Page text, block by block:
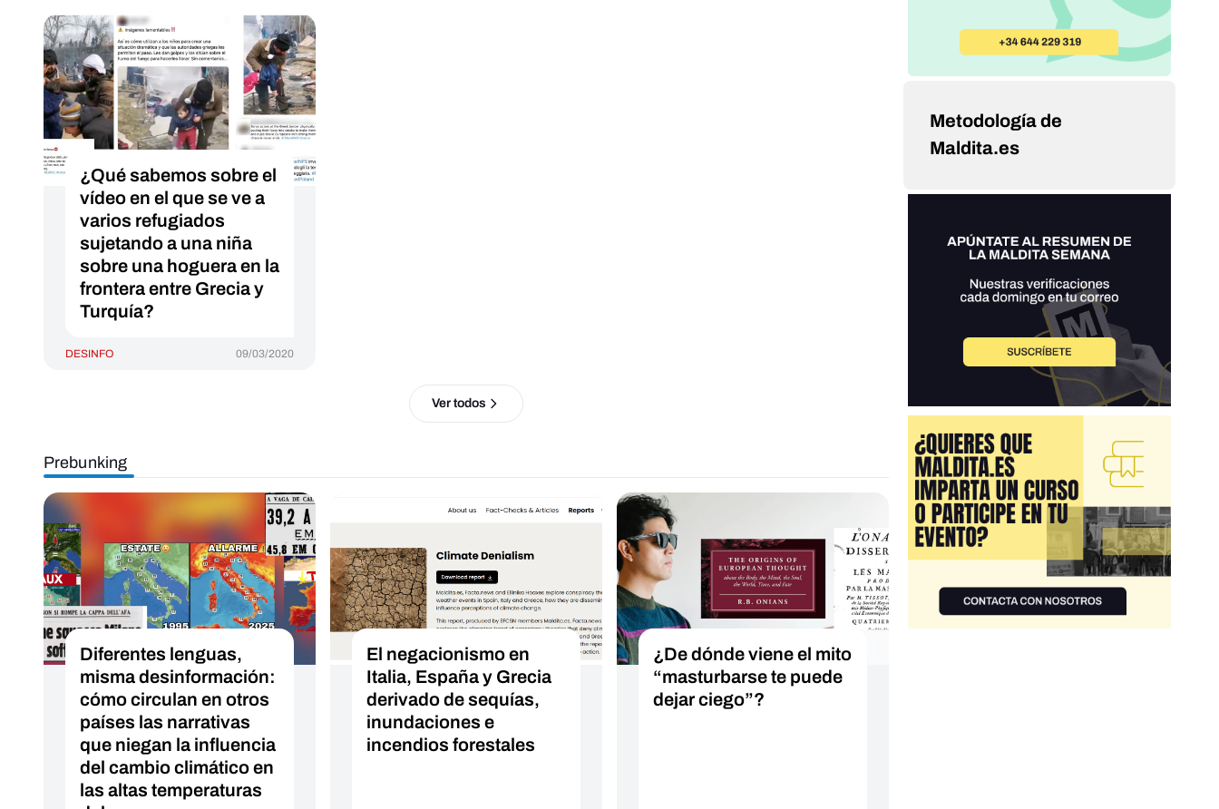
¿Qué sabemos sobre el
vídeo en el que se ve a
varios refugiados
sujetando a una niña
sobre una hoguera en la
frontera entre Grecia y
Turquía?
DESINFO 09/03/2020
Ver todos
Prebunking
Diferentes lenguas,
misma desinformación:
cómo circulan en otros
países las narrativas
que niegan la influencia
del cambio climático en
las altas temperaturas
El negacionismo en
Italia, España y Grecia
derivado de sequías,
inundaciones e
incendios forestales
¿De dónde viene el mito
“masturbarse te puede
dejar ciego”?
Metodología de
Maldita.es